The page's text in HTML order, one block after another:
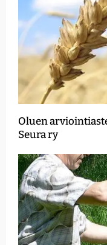
Oluen
Seura ry